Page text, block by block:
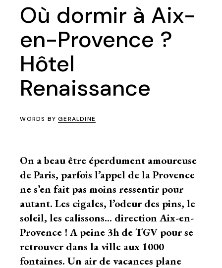
Où dormir à Aix-
en-Provence ?
Hôtel
Renaissance
WORDS BYGERALDINE
On a beau être éperdument amoureuse
de Paris, parfois l’appel de la Provence
ne s’en fait pas moins ressentir pour
autant. Les cigales, l’odeur des pins, le
soleil, les calissons… direction Aix-en-
Provence ! A peine 3h de TGV pour se
retrouver dans la ville aux 1000
fontaines. Un air de vacances plane